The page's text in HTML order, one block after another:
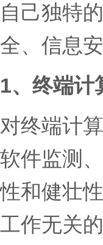
自己独特
全、信息
1、终端计
对终端计
软件监测
性和健壮
工作无关